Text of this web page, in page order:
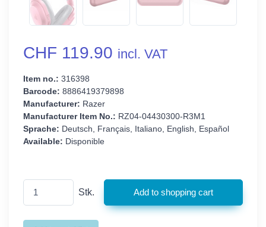
CHF 119.90 incl. VAT
Item no.: 316398
Barcode: 8886419379898
Manufacturer: Razer
Manufacturer Item No.: RZ04-04430300-R3M1
Sprache: Deutsch, Français, Italiano, English, Español
Available: Disponible
Stk.